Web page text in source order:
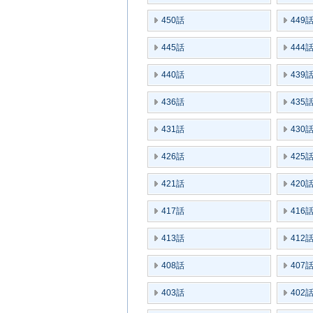
450話 449話
445話 444話
440話 439話
436話 435話
431話 430話
426話 425話
421話 420話
417話 416話
413話 412話
408話 407話
403話 402話